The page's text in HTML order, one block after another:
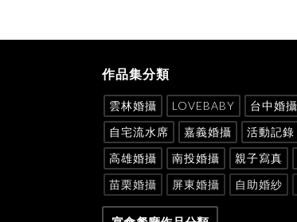
作品集分類
雲林婚攝 LOVEBABY 台中婚攝
自宅流水席
嘉義婚攝 活動記錄
高雄婚攝
南投婚攝 親子寫真
苗栗婚攝
屏東婚攝 自助婚紗